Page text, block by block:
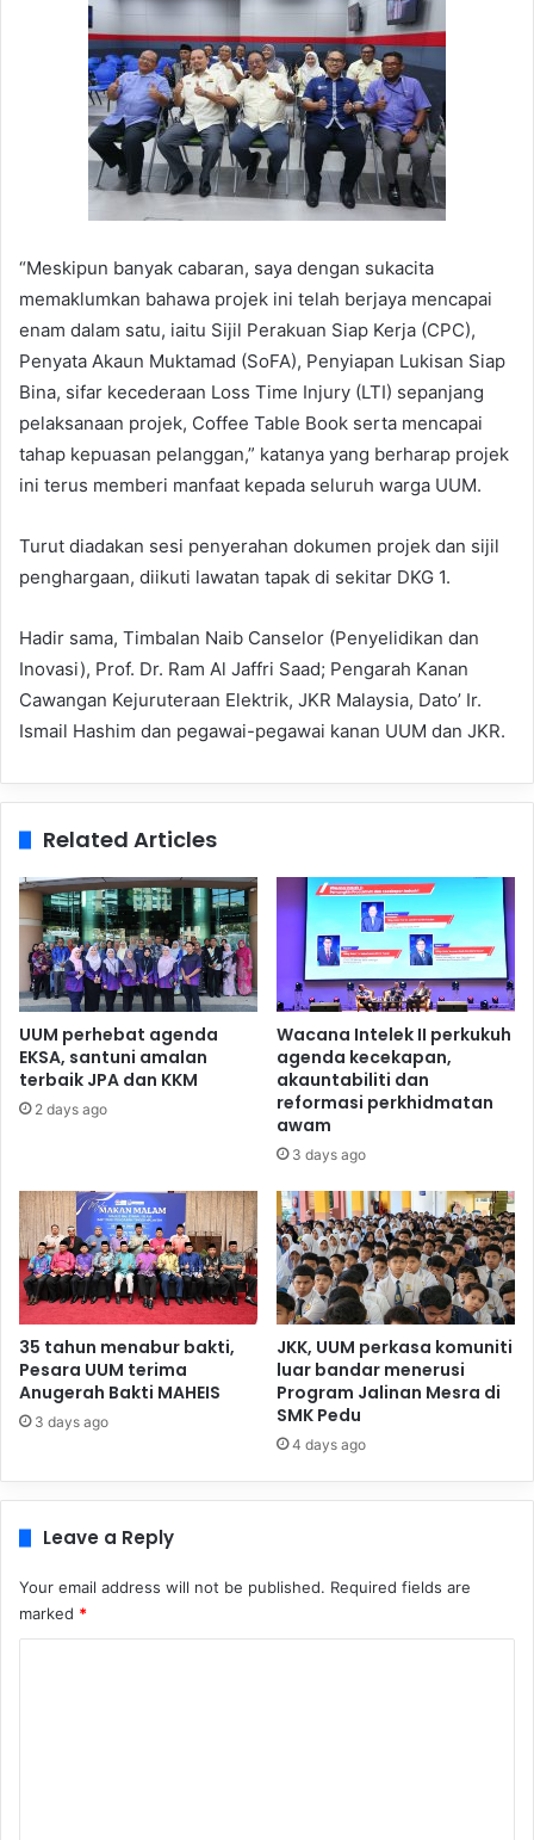
“Meskipun banyak cabaran, saya dengan sukacita
memaklumkan bahawa projek ini telah berjaya mencapai
enam dalam satu, iaitu Sijil Perakuan Siap Kerja (CPC),
Penyata Akaun Muktamad (SoFA), Penyiapan Lukisan Siap
Bina, sifar kecederaan Loss Time Injury (LTI) sepanjang
pelaksanaan projek, Coffee Table Book serta mencapai
tahap kepuasan pelanggan,” katanya yang berharap projek
ini terus memberi manfaat kepada seluruh warga UUM.
Turut diadakan sesi penyerahan dokumen projek dan sijil
penghargaan, diikuti lawatan tapak di sekitar DKG 1.
Hadir sama, Timbalan Naib Canselor (Penyelidikan dan
Inovasi), Prof. Dr. Ram Al Jaffri Saad; Pengarah Kanan
Cawangan Kejuruteraan Elektrik, JKR Malaysia, Dato’ Ir.
Ismail Hashim dan pegawai-pegawai kanan UUM dan JKR.
Related Articles
UUM perhebat agenda
EKSA, santuni amalan
terbaik JPA dan KKM
2 days ago
Wacana Intelek II perkukuh
agenda kecekapan,
akauntabiliti dan
reformasi perkhidmatan
awam
3 days ago
35 tahun menabur bakti,
Pesara UUM terima
Anugerah Bakti MAHEIS
3 days ago
JKK, UUM perkasa komuniti
luar bandar menerusi
Program Jalinan Mesra di
SMK Pedu
4 days ago
Leave a Reply
Your email address will not be published. Required fields are
marked *